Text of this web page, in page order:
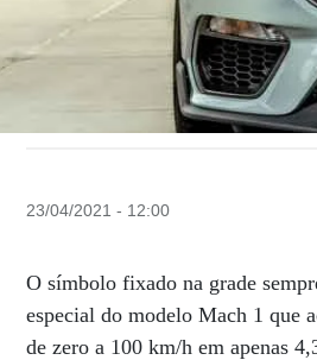
23/04/2021 - 12:00
O símbolo fixado na grade
especial do modelo Mach 1 que
de zero a 100 km/h em apenas